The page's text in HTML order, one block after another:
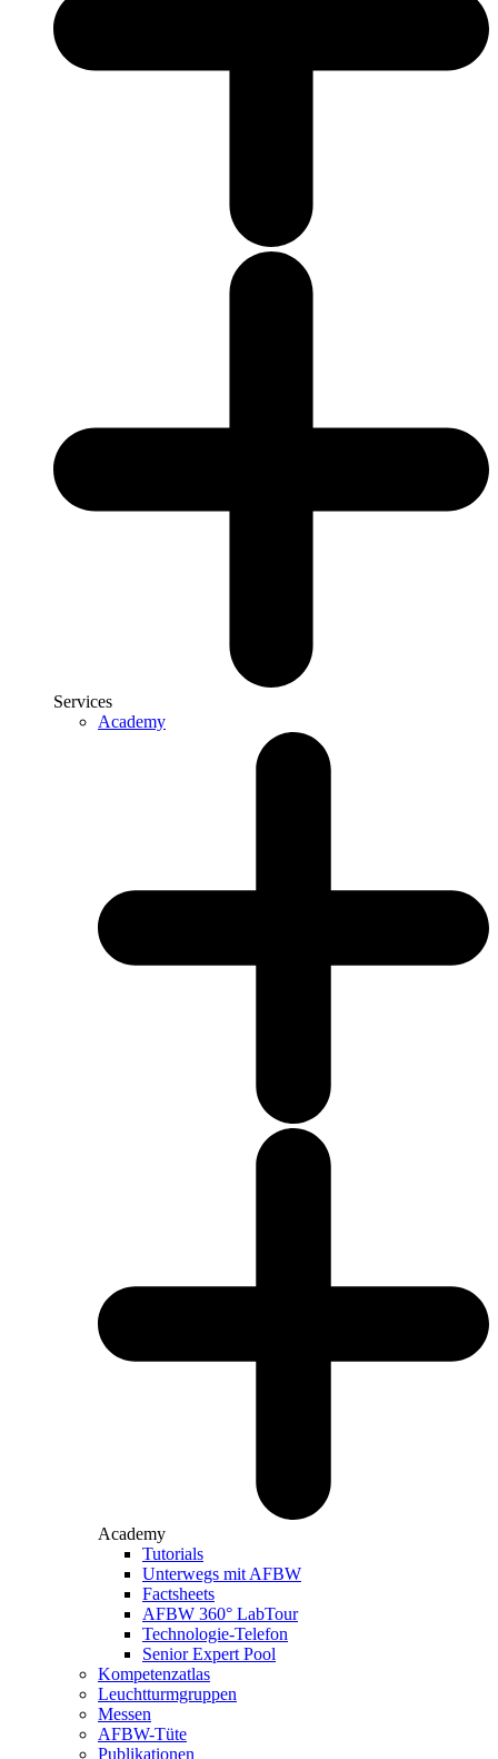
Services
Academy
Academy
Tutorials
Unterwegs mit AFBW
Factsheets
AFBW 360° LabTour
Technologie-Telefon
Senior Expert Pool
Kompetenzatlas
Leuchtturm­gruppen
Messen
AFBW-Tüte
Publikationen